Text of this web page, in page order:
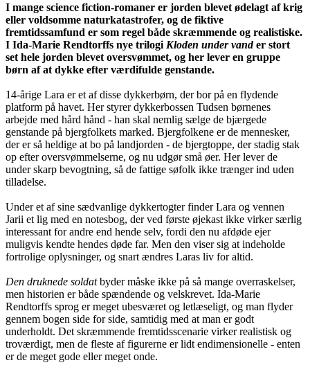
I mange science fiction-romaner er jorden blevet ødelagt af krig
eller voldsomme naturkatastrofer, og de fiktive
fremtidssamfund er som regel både skræmmende og realistiske.
I Ida-Marie Rendtorffs nye trilogi Kloden under vand er stort
set hele jorden blevet oversvømmet, og her lever en gruppe
børn af at dykke efter værdifulde genstande.
14-årige Lara er et af disse dykkerbørn, der bor på en flydende
platform på havet. Her styrer dykkerbossen Tudsen børnenes
arbejde med hård hånd - han skal nemlig sælge de bjærgede
genstande på bjergfolkets marked. Bjergfolkene er de mennesker,
der er så heldige at bo på landjorden - de bjergtoppe, der stadig stak
op efter oversvømmelserne, og nu udgør små øer. Her lever de
under skarp bevogtning, så de fattige søfolk ikke trænger ind uden
tilladelse.
Under et af sine sædvanlige dykkertogter finder Lara og vennen
Jarii et lig med en notesbog, der ved første øjekast ikke virker særlig
interessant for andre end hende selv, fordi den nu afdøde ejer
muligvis kendte hendes døde far. Men den viser sig at indeholde
fortrolige oplysninger, og snart ændres Laras liv for altid.
Den druknede soldatbyder måske ikke på så mange overraskelser,
men historien er både spændende og velskrevet. Ida-Marie
Rendtorffs sprog er meget ubesværet og letlæseligt, og man flyder
gennem bogen side for side, samtidig med at man er godt
underholdt. Det skræmmende fremtidsscenarie virker realistisk og
troværdigt, men de fleste af figurerne er lidt endimensionelle - enten
er de meget gode eller meget onde.